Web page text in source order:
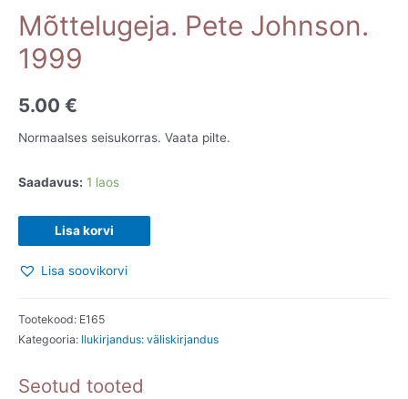
Mõttelugeja. Pete Johnson.
1999
5.00 €
Normaalses seisukorras. Vaata pilte.
Saadavus: 1 laos
Mõttelugeja.
Pete
Johnson.
kogus
Lisa korvi
Lisa soovikorvi
Tootekood: E165
Kategooria: Ilukirjandus: väliskirjandus
Seotud tooted